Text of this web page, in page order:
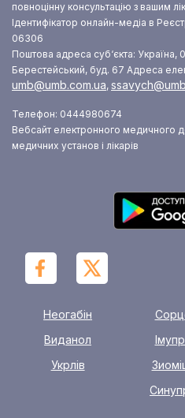
повноцінну консультацію з вашим
Ідентифікатор онлайн-медіа в
06306
Поштова адреса суб‘єкта: Україна,
Берестейський, буд. 67 Адреса
umb@umb.com.ua,
Телефон: 0444980674
Вебсайт електронного медичного
медичних установ і лікарів
Неогабін
Виданол
Укрлів